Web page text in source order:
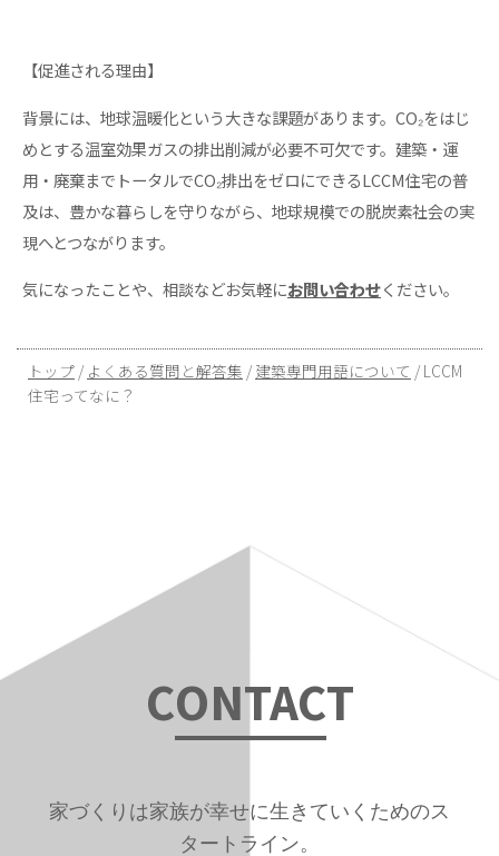
【促進される理由】
背景には、地球温暖化という大きな課題があります。CO₂をはじ
めとする温室効果ガスの排出削減が必要不可欠です。建築・運
用・廃棄までトータルでCO₂排出をゼロにできるLCCM住宅の普
及は、豊かな暮らしを守りながら、地球規模での脱炭素社会の実
現へとつながります。
気になったことや、相談などお気軽にお問い合わせください。
現
在
トップ / よくある質問と解答集 / 建築専門用語について / LCCM
住宅ってなに？
CONTACT
家づくりは家族が幸せに生きていくためのス
タートライン。